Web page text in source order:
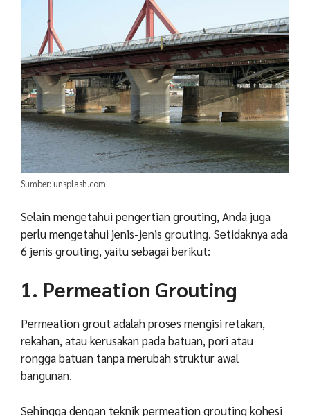
Sumber: unsplash.com
Selain mengetahui pengertian grouting, Anda juga
perlu mengetahui jenis-jenis grouting. Setidaknya ada
6 jenis grouting, yaitu sebagai berikut:
1. Permeation Grouting
Permeation grout adalah proses mengisi retakan,
rekahan, atau kerusakan pada batuan, pori atau
rongga batuan tanpa merubah struktur awal
bangunan.
Sehingga dengan teknik permeation grouting kohesi